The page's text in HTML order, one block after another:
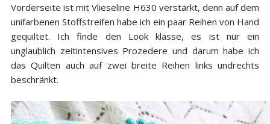
Vorderseite ist mit Vlieseline H630 verstärkt, denn auf dem
unifarbenen Stoffstreifen habe ich ein paar Reihen von Hand
gequiltet. Ich finde den Look klasse, es ist nur ein
unglaublich zeitintensives Prozedere und darum habe ich
das Quilten auch auf zwei breite Reihen links undrechts
beschränkt.